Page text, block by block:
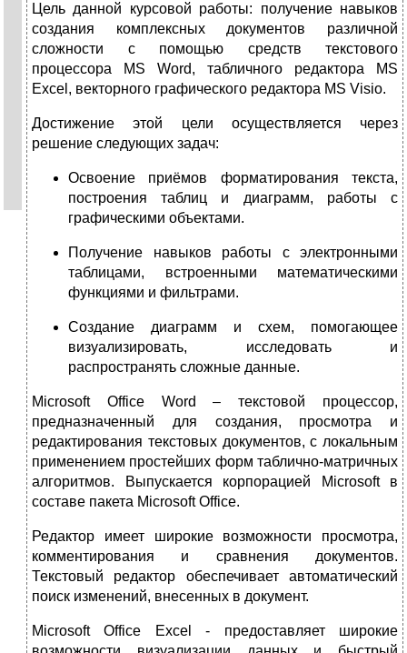
Цель данной курсовой работы: получение навыков
создания комплексных документов различной
сложности с помощью средств текстового
процессора MS Word, табличного редактора MS
Excel, векторного графического редактора MS Visio.
Достижение этой цели осуществляется через
решение следующих задач:
Освоение приёмов форматирования текста,
построения таблиц и диаграмм, работы с
графическими объектами.
Получение навыков работы с электронными
таблицами, встроенными математическими
функциями и фильтрами.
Создание диаграмм и схем, помогающее
визуализировать, исследовать и
распространять сложные данные.
Microsoft Office Word
– текстовой процессор,
предназначенный для создания, просмотра и
редактирования текстовых документов, с локальным
применением простейших форм таблично-матричных
алгоритмов. Выпускается корпорацией Microsoft в
составе пакета Microsoft Office.
Редактор имеет широкие возможности просмотра,
комментирования и сравнения документов.
Текстовый редактор обеспечивает автоматический
поиск изменений, внесенных в документ.
Microsoft Office Excel - предоставляет широкие